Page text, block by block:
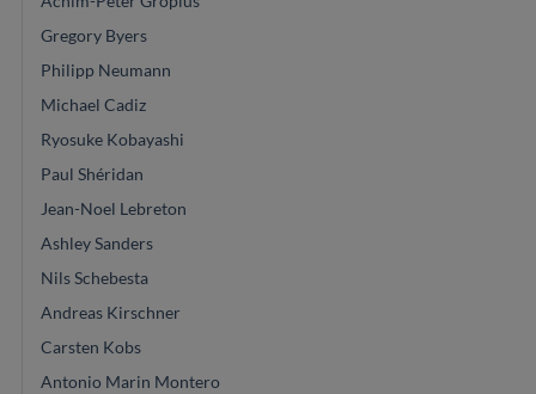
Gregory Byers
Philipp Neumann
Michael Cadiz
Ryosuke Kobayashi
Paul Shéridan
Jean-Noel Lebreton
Ashley Sanders
Nils Schebesta
Andreas Kirschner
Carsten Kobs
Antonio Marin Montero